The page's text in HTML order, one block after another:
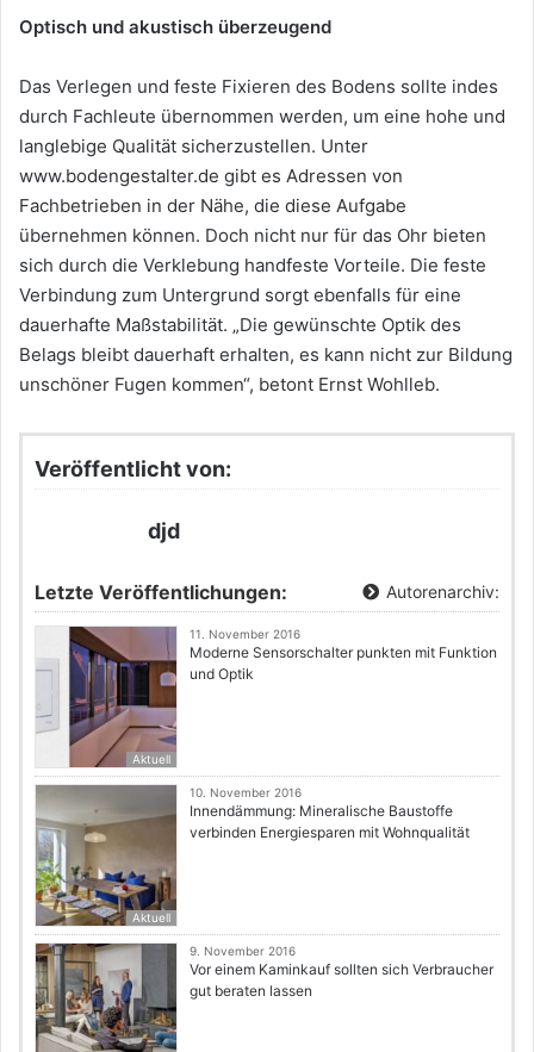
Optisch und akustisch überzeugend
Das Verlegen und feste Fixieren des Bodens sollte indes
durch Fachleute übernommen werden, um eine hohe und
langlebige Qualität sicherzustellen. Unter
www.bodengestalter.de gibt es Adressen von
Fachbetrieben in der Nähe, die diese Aufgabe
übernehmen können. Doch nicht nur für das Ohr bieten
sich durch die Verklebung handfeste Vorteile. Die feste
Verbindung zum Untergrund sorgt ebenfalls für eine
dauerhafte Maßstabilität. „Die gewünschte Optik des
Belags bleibt dauerhaft erhalten, es kann nicht zur Bildung
unschöner Fugen kommen“, betont Ernst Wohlleb.
Veröffentlicht von:
djd
Letzte Veröffentlichungen: Autorenarchiv:
Aktuell
11. November 2016
Moderne Sensorschalter punkten mit Funktion
und Optik
Aktuell
10. November 2016
Innendämmung: Mineralische Baustoffe
verbinden Energiesparen mit Wohnqualität
9. November 2016
Vor einem Kaminkauf sollten sich Verbraucher
gut beraten lassen